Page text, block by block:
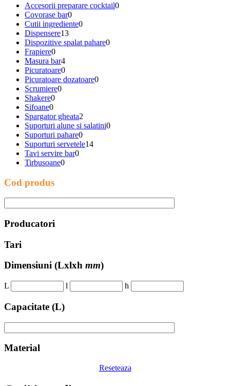
Accesorii preparare cocktail0
Covorase bar0
Cutii ingrediente0
Dispensere13
Dispozitive spalat pahare0
Frapiere0
Masura bar4
Picuratoare0
Picuratoare dozatoare0
Scrumiere0
Shakere0
Sifoane0
Spargator gheata2
Suporturi alune si salatini0
Suporturi pahare0
Suporturi servetele14
Tavi servire bar0
Tirbusoane0
Cod produs
Producatori
Tari
Dimensiuni (Lxlxh mm)
L l h
Capacitate (L)
Material
Reseteaza